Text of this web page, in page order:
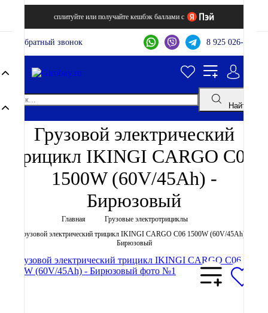
сплитуйте или получайте кешбэк баллами с
Обратный звонок 8 925 026-44-22
Найти
Грузовой электрический
трицикл IKINGI CARGO C06
1500W (60V/45Ah) -
Бирюзовый
Главная
Грузовые электротрициклы
Грузовой электрический трицикл IKINGI CARGO C06 1500W (60V/45Ah) -
Бирюзовый